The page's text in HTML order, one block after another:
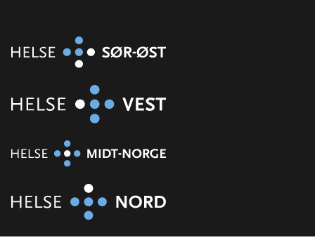
Organisasjon